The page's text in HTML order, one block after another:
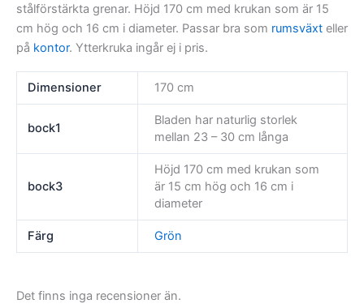
stålförstärkta grenar. Höjd 170 cm med krukan som är 15
cm hög och 16 cm i diameter. Passar bra som rumsväxt eller
på kontor. Ytterkruka ingår ej i pris.
Dimensioner 170 cm
bock1
Bladen har naturlig storlek
mellan 23 – 30 cm långa
bock3
Höjd 170 cm med krukan som
är 15 cm hög och 16 cm i
diameter
Färg Grön
Det finns inga recensioner än.